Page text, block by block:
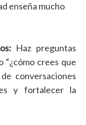
enseña mucho
Haz preguntas
“¿cómo crees que
conversaciones
y fortalecer la